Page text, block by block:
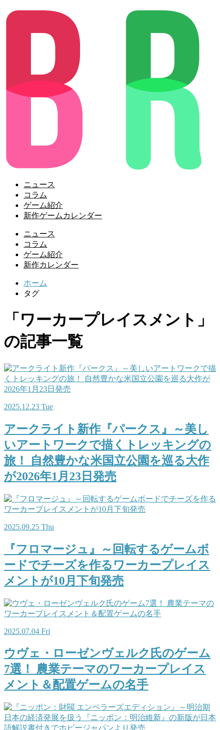
ニュース
コラム
ゲーム紹介
新作ゲームカレンダー
ニュース
コラム
ゲーム紹介
新作カレンダー
ホーム
タグ
「ワーカープレイスメント」
の記事一覧
2025.12.23 Tue
アークライト新作『パークス』～美し
いアートワークで描くトレッキングの
旅！ 自然豊かな米国立公園を巡る大作
が2026年1月23日発売
2025.09.25 Thu
『フロマージュ』～回転するゲームボ
ードでチーズを作るワーカープレイス
メントが10月下旬発売
2025.07.04 Fri
ウヴェ・ローゼンヴェルク氏のゲーム
7選！ 農業テーマのワーカープレイス
メント＆配置ゲームの名手